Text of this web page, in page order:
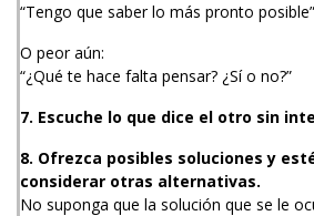
“Tengo que saber lo más pronto
O peor aún:
“¿Qué te hace falta pensar? ¿Sí o no?”
7. Escuche lo que dice el otro sin
8. Ofrezca posibles soluciones y
considerar otras alternativas.
No suponga que la solución que se le